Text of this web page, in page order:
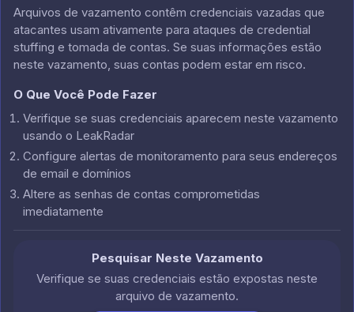
Arquivos de vazamento contêm credenciais vazadas que
atacantes usam ativamente para ataques de credential
stuffing e tomada de contas. Se suas informações estão
neste vazamento, suas contas podem estar em risco.
O Que Você Pode Fazer
Verifique se suas credenciais aparecem neste vazamento
usando o LeakRadar
Configure alertas de monitoramento para seus endereços
de email e domínios
Altere as senhas de contas comprometidas
imediatamente
Pesquisar Neste Vazamento
Verifique se suas credenciais estão expostas neste
arquivo de vazamento.